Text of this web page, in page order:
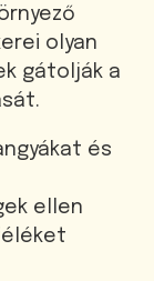
olyan
gátolják a
és
ellen